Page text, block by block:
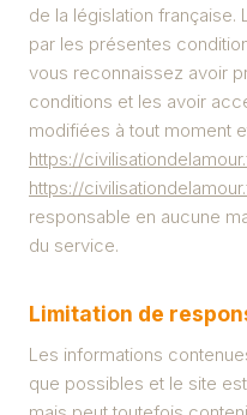
de la législation française.
par les présentes
vous reconnaissez avoir
conditions et les avoir
modifiées à tout moment
https://
https://
responsable en aucune
du service.
Limitation de
Les informations
que possibles et le site